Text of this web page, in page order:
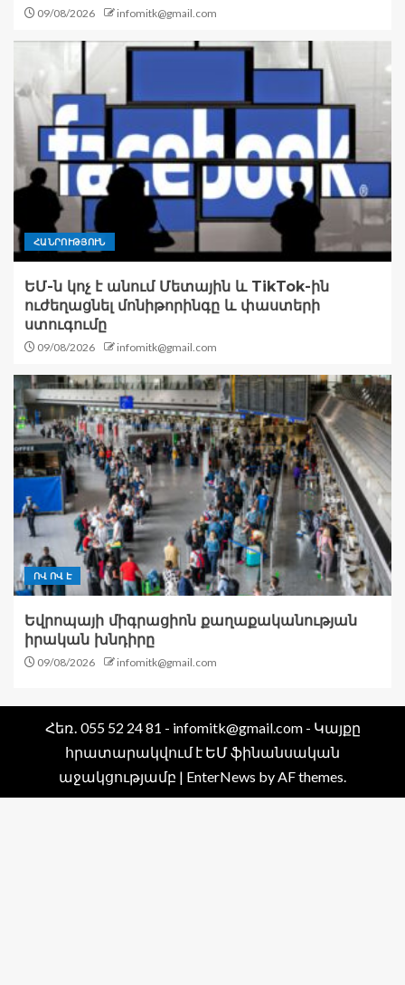
09/08/2026 infomitk@gmail.com
ՀԱՆՐՈՒԹՅՈՒՆ
ԵՄ-ն կոչ է անում Մետային և TikTok-ին
ուժեղացնել մոնիթորինգը և փաստերի
ստուգումը
09/08/2026 infomitk@gmail.com
ՈՎ ՈՎ Է
Եվրոպայի միգրացիոն քաղաքականության
իրական խնդիրը
09/08/2026 infomitk@gmail.com
Հեռ․ 055 52 24 81 - infomitk@gmail.com - Կայքը
հրատարակվում է ԵՄ ֆինանսական
աջակցությամբ | EnterNews by AF themes.